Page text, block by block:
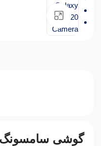
گوشی سامسونگ Note20 5G با ظرفیت 256GB/8GB